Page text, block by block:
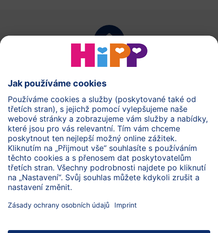
zpět na začátek
Training Center
Updates & Features
Material Downloads
Link List Contact